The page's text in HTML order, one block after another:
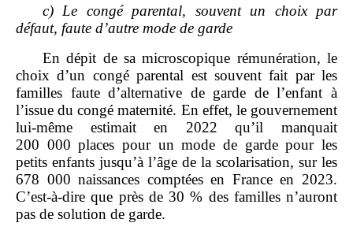
c) Le congé parental, souvent un choix par
défaut, faute d’autre mode de garde
En dépit de sa microscopique rémunération, le
choix d’un congé parental est souvent fait par les
familles faute d’alternative de garde de l’enfant à
l’issue du congé maternité. En effet, le gouvernement
lui‑même estimait en 2022 qu’il manquait
200 000 places pour un mode de garde pour les
petits enfants jusqu’à l’âge de la scolarisation, sur les
678 000 naissances comptées en France en 2023.
C’est‑à‑dire que près de 30 % des familles n’auront
pas de solution de garde.